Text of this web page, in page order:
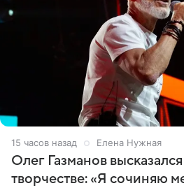
15 часов назад Елена Нужная
Олег Газманов
творчестве: «Я сочиняю